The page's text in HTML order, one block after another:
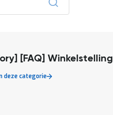
[FAQ] Winkelstelling
deze categorie